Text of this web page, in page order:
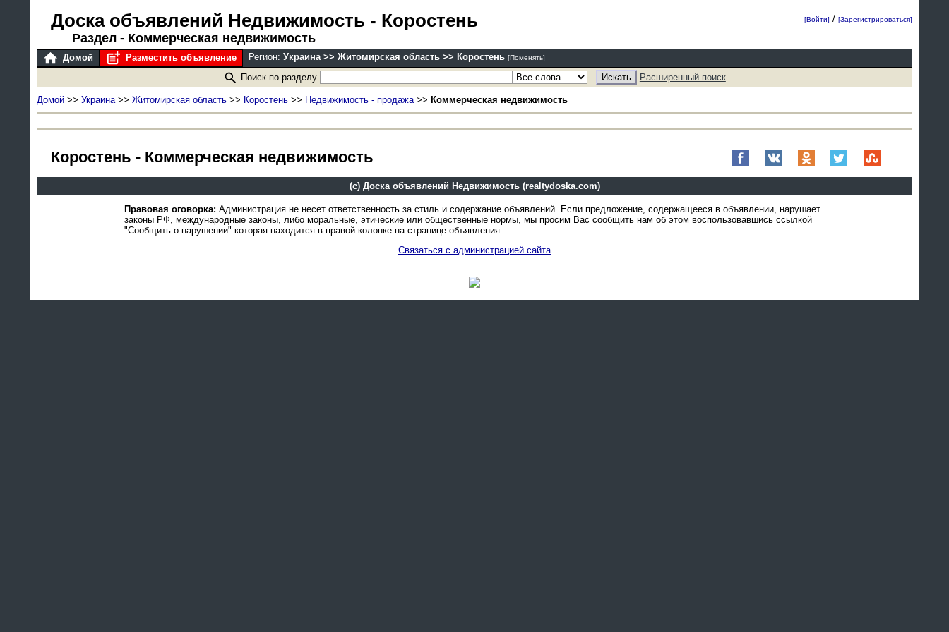
Доска объявлений Недвижимость - Коростень
Раздел - Коммерческая недвижимость
[Войти] /[Зарегистрироваться]
Домой Разместить объявление Регион: Украина >> Житомирская область >> Коростень [Поменять]
Поиск по разделу Расширенный поиск
Домой>> Украина>> Житомирская область>> Коростень>> Недвижимость - продажа>> Коммерческая недвижимость
Коростень - Коммерческая недвижимость
(c) Доска объявлений Недвижимость (realtydoska.com)
Правовая оговорка: Администрация не несет ответственность за стиль и содержание объявлений. Если предложение, содержащееся в объявлении, нарушает
законы РФ, международные законы, либо моральные, этические или общественные нормы, мы просим Вас сообщить нам об этом воспользовавшись ссылкой
"Сообщить о нарушении" которая находится в правой колонке на странице объявления.
Связаться с администрацией сайта